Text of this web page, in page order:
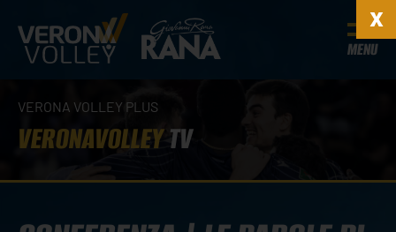
MENU
VERONA VOLLEY PLUS
VERONAVOLLEYTV